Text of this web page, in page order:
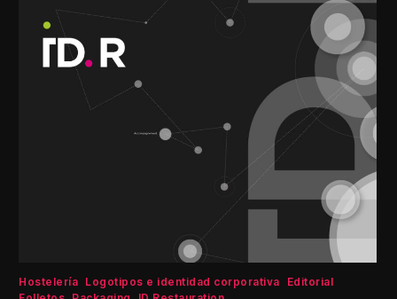
Hostelería Logotipos e identidad corporativa
Editorial